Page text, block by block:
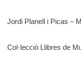
Jordi Planell i Picas –
Col·lecció Llibres de